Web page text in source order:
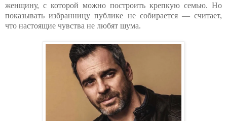
женщину, с которой можно построить крепкую семью. Но
показывать избранницу публике не собирается — считает,
что настоящие чувства не любят шума.